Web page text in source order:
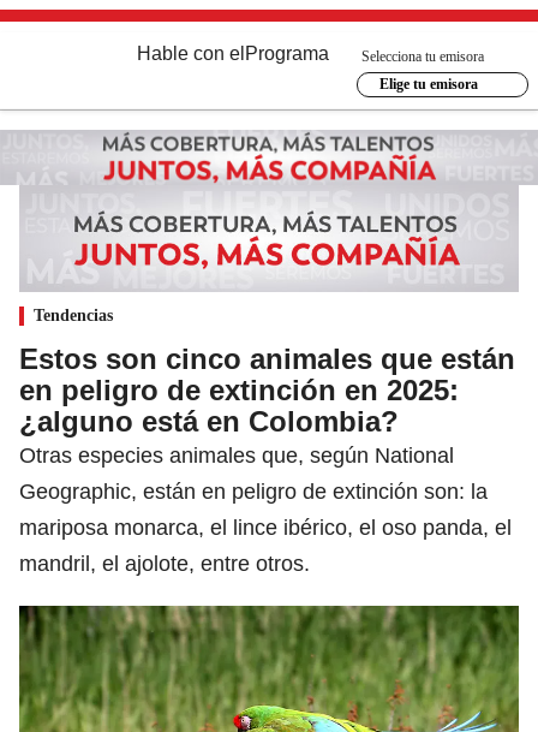
Hable con el Programa
Selecciona tu emisora
Elige tu emisora
Tendencias
Estos son cinco animales que están
en peligro de extinción en 2025:
¿alguno está en Colombia?
Otras especies animales que, según National
Geographic, están en peligro de extinción son: la
mariposa monarca, el lince ibérico, el oso panda, el
mandril, el ajolote, entre otros.